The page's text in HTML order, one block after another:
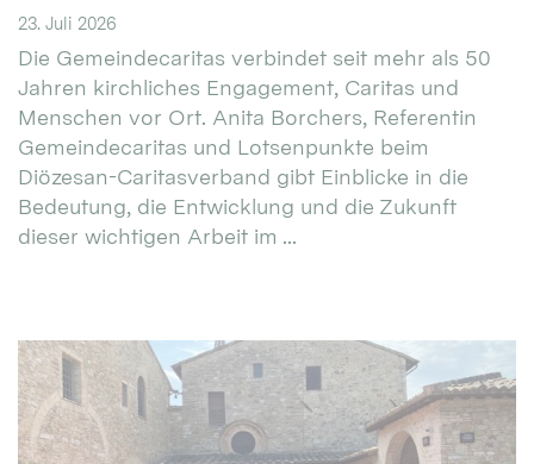
23. Juli 2026
Die Gemeindecaritas verbindet seit mehr als 50
Jahren kirchliches Engagement, Caritas und
Menschen vor Ort. Anita Borchers, Referentin
Gemeindecaritas und Lotsenpunkte beim
Diözesan-Caritasverband gibt Einblicke in die
Bedeutung, die Entwicklung und die Zukunft
dieser wichtigen Arbeit im ...